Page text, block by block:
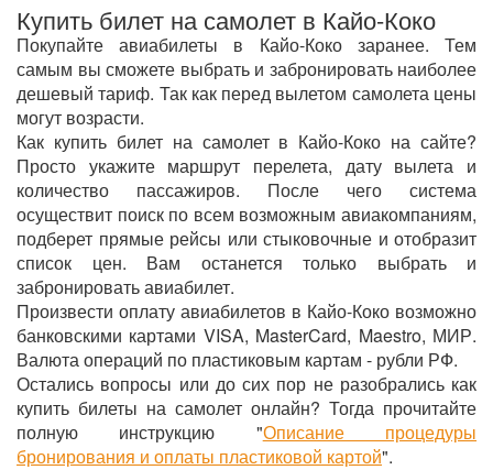
Купить билет на самолет в Кайо-Коко
Покупайте авиабилеты в Кайо-Коко заранее. Тем
самым вы сможете выбрать и забронировать наиболее
дешевый тариф. Так как перед вылетом самолета цены
могут возрасти.
Как купить билет на самолет в Кайо-Коко на сайте?
Просто укажите маршрут перелета, дату вылета и
количество пассажиров. После чего система
осуществит поиск по всем возможным авиакомпаниям,
подберет прямые рейсы или стыковочные и отобразит
список цен. Вам останется только выбрать и
забронировать авиабилет.
Произвести оплату авиабилетов в Кайо-Коко возможно
банковскими картами VISA, MasterCard, Maestro, МИР.
Валюта операций по пластиковым картам - рубли РФ.
Остались вопросы или до сих пор не разобрались как
купить билеты на самолет онлайн? Тогда прочитайте
полную инструкцию "Описание процедуры
бронирования и оплаты пластиковой картой".